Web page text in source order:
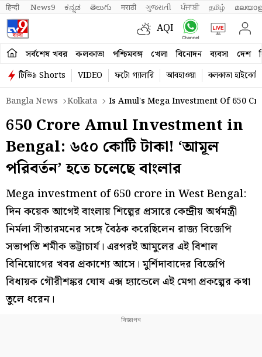
हिन्दी News9 ಕನ್ನಡ తెలుగు मराठी ગુજરાતી ਪੰਜਾਬੀ தமிழ்
AQI
সর্বশেষ খবর কলকাতা পশ্চিমবঙ্গ খেলা বিনোদন ব্যবসা দেশ
টিভি৯ Shorts VIDEO ফটো গ্যালারি আবহাওয়া
কলকাতা হাইকোর্ট
Bangla News
Kolkata Is Amul's Mega Investment Of 650
650 Crore Amul Investment in
Bengal: ৬৫০ কোটি টাকা! ‘আমূল
পরিবর্তন’ হতে চলেছে বাংলার
Mega investment of 650 crore in West Bengal:
দিন কয়েক আগেই বাংলায় শিল্পের প্রসারে কেন্দ্রীয় অর্থমন্ত্রী
নির্মলা সীতারমনের সঙ্গে বৈঠক করেছিলেন রাজ্য বিজেপি
সভাপতি শমীক ভট্টাচার্য। এরপরই আমুলের এই বিশাল
বিনিয়োগের খবর প্রকাশ্যে আসে। মুর্শিদাবাদের বিজেপি
বিধায়ক গৌরীশঙ্কর ঘোষ এক্স হ্যান্ডেলে এই মেগা প্রকল্পের কথা
তুলে ধরেন।